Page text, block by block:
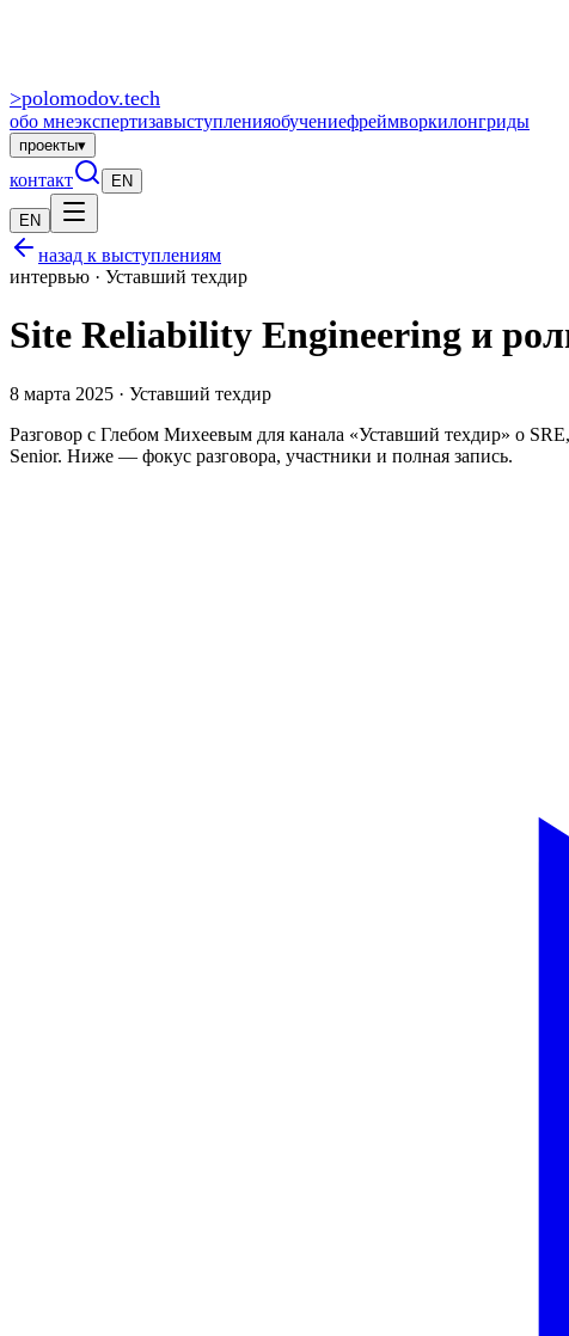
>polomodov.tech
обо мнеэкспертизавыступленияобучениефреймворкилонгриды
проекты▾
контакт EN
EN
назад к выступлениям
интервью · Уставший техдир
Site Reliability Engineering и
8 марта 2025 · Уставший техдир
Разговор с Глебом Михеевым для канала «Уставший техдир» о
Senior. Ниже — фокус разговора, участники и полная запись.